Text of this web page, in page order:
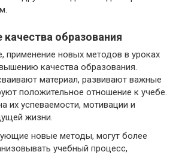
образования
применение новых методов в уроках
качества образования.
материал, развивают важные
положительное отношение к учебе.
их успеваемости, мотивации и
жизни.
новые методы, могут более
учебный процесс,